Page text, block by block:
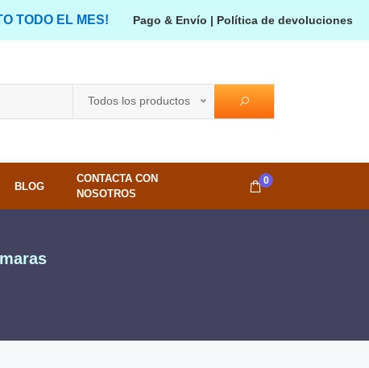
TODO EL MES! Pago & Envío | Política de devoluciones
Todos los productos
BLOG
CONTACTA CON
NOSOTROS
0